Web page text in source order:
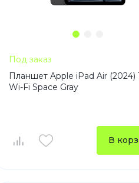
Под заказ
Планшет Apple iPad Air (2024)
Wi-Fi Space Gray
В